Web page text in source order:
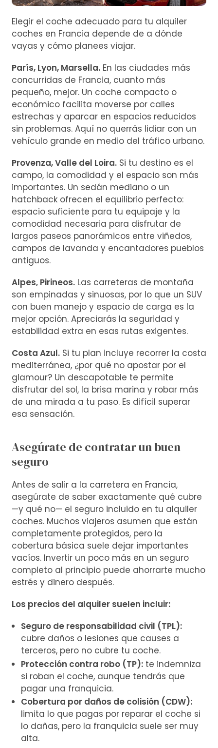
Elegir el coche adecuado para tu alquiler
coches en Francia depende de a dónde
vayas y cómo planees viajar.
París, Lyon, Marsella. En las ciudades más
concurridas de Francia, cuanto más
pequeño, mejor. Un coche compacto o
económico facilita moverse por calles
estrechas y aparcar en espacios reducidos
sin problemas. Aquí no querrás lidiar con un
vehículo grande en medio del tráfico urbano.
Provenza, Valle del Loira. Si tu destino es el
campo, la comodidad y el espacio son más
importantes. Un sedán mediano o un
hatchback ofrecen el equilibrio perfecto:
espacio suficiente para tu equipaje y la
comodidad necesaria para disfrutar de
largos paseos panorámicos entre viñedos,
campos de lavanda y encantadores pueblos
antiguos.
Alpes, Pirineos. Las carreteras de montaña
son empinadas y sinuosas, por lo que un SUV
con buen manejo y espacio de carga es la
mejor opción. Apreciarás la seguridad y
estabilidad extra en esas rutas exigentes.
Costa Azul. Si tu plan incluye recorrer la costa
mediterránea, ¿por qué no apostar por el
glamour? Un descapotable te permite
disfrutar del sol, la brisa marina y robar más
de una mirada a tu paso. Es difícil superar
esa sensación.
Asegúrate de contratar un buen
seguro
Antes de salir a la carretera en Francia,
asegúrate de saber exactamente qué cubre
—y qué no— el seguro incluido en tu alquiler
coches. Muchos viajeros asumen que están
completamente protegidos, pero la
cobertura básica suele dejar importantes
vacíos. Invertir un poco más en un seguro
completo al principio puede ahorrarte mucho
estrés y dinero después.
Los precios del alquiler suelen incluir:
Seguro de responsabilidad civil (TPL):
cubre daños o lesiones que causes a
terceros, pero no cubre tu coche.
Protección contra robo (TP): te indemniza
si roban el coche, aunque tendrás que
pagar una franquicia.
Cobertura por daños de colisión (CDW):
limita lo que pagas por reparar el coche si
lo dañas, pero la franquicia suele ser muy
alta.